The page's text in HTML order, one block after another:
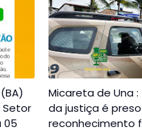
Setor
05
Micareta de Una
da justiça é
reconhecimento